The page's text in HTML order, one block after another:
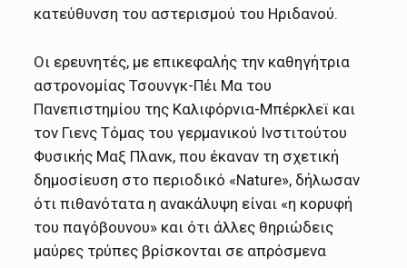
κατεύθυνση του αστερισμού του Ηριδανού.
Οι ερευνητές, με επικεφαλής την καθηγήτρια
αστρονομίας Τσουνγκ-Πέι Μα του
Πανεπιστημίου της Καλιφόρνια-Μπέρκλεϊ και
τον Γιενς Τόμας του γερμανικού Ινστιτούτου
Φυσικής Μαξ Πλανκ, που έκαναν τη σχετική
δημοσίευση στο περιοδικό «Nature», δήλωσαν
ότι πιθανότατα η ανακάλυψη είναι «η κορυφή
του παγόβουνου» και ότι άλλες θηριώδεις
μαύρες τρύπες βρίσκονται σε απρόσμενα